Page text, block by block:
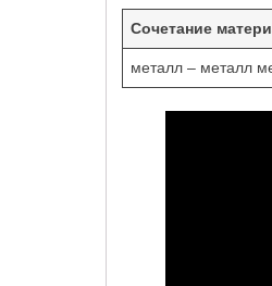
Сочетание
металл – металл